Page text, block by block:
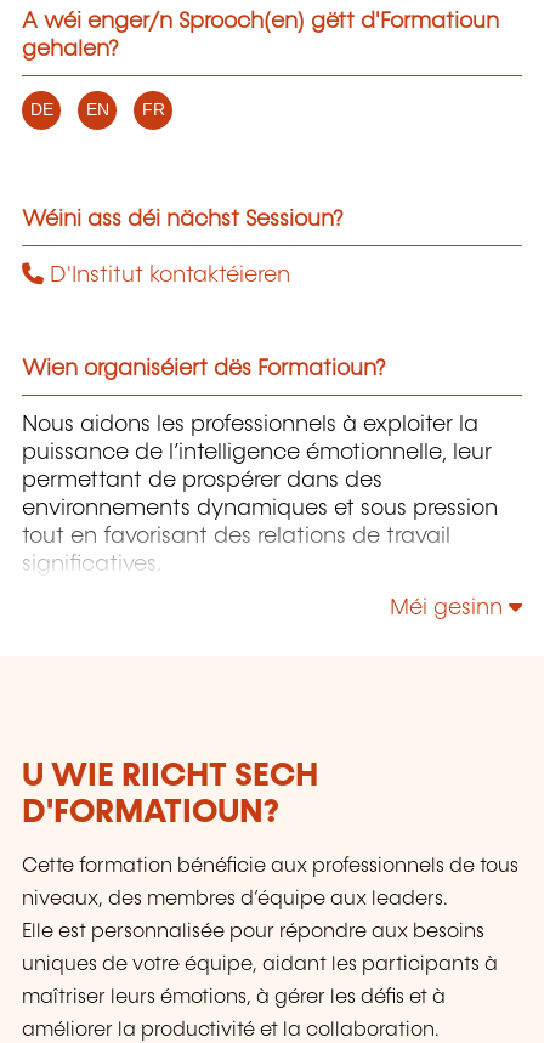
A wéi enger/n Sprooch(en) gëtt d'Formatioun
gehalen?
DE EN FR
Wéini ass déi nächst Sessioun?
D'Institut kontaktéieren
Wien organiséiert dës Formatioun?
Nous aidons les professionnels à exploiter la
puissance de l’intelligence émotionnelle, leur
permettant de prospérer dans des
environnements dynamiques et sous pression
tout en favorisant des relations de travail
significatives.
Méi gesinn
U WIE RIICHT SECH
D'FORMATIOUN?
Cette formation bénéficie aux professionnels de tous
niveaux, des membres d’équipe aux leaders.
Elle est personnalisée pour répondre aux besoins
uniques de votre équipe, aidant les participants à
maîtriser leurs émotions, à gérer les défis et à
améliorer la productivité et la collaboration.